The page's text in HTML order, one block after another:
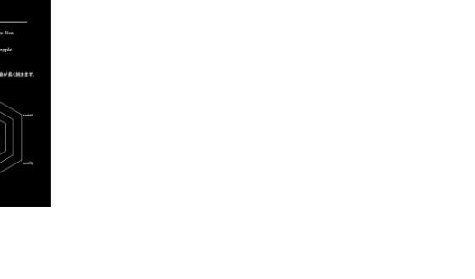
blend